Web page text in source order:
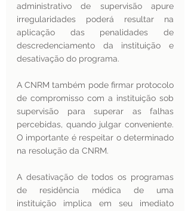
administrativo de supervisão apure
irregularidades poderá resultar na
aplicação das penalidades de
descredenciamento da instituição e
desativação do programa.
A CNRM também pode firmar protocolo
de compromisso com a instituição sob
supervisão para superar as falhas
percebidas, quando julgar conveniente.
O importante é respeitar o determinado
na resolução da CNRM.
A desativação de todos os programas
de residência médica de uma
instituição implica em seu imediato